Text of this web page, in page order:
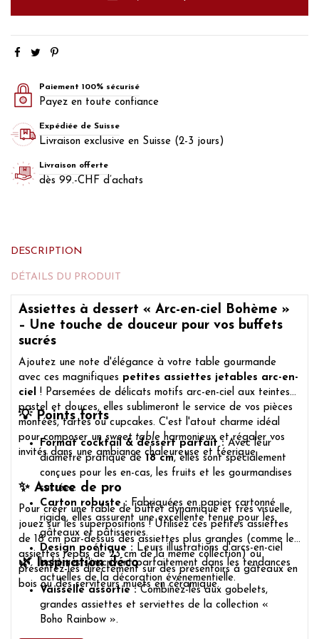
Paiement 100% sécurisé
Payez en toute confiance
Expédiée de Suisse
Livraison exclusive en Suisse (2-3 jours)
Livraison offerte
dès 99.-CHF d’achats
DESCRIPTION
DÉTAILS DU PRODUIT
Assiettes à dessert « Arc-en-ciel Bohème »
– Une touche de douceur pour vos buffets
sucrés
Ajoutez une note d'élégance à votre table gourmande
avec ces magnifiques petites assiettes jetables arc-en-
ciel
! Parsemées de délicats motifs arc-en-ciel aux teintes
pastel et douces, elles sublimeront le service de vos pièces
montées, tartes ou cupcakes. C'est l'atout charme idéal
pour composer un sweet table harmonieux et régaler vos
invités dans une ambiance chaleureuse et féerique.
💡 Points forts
Format cocktail & dessert parfait :Avec leur
diamètre pratique de 18 cm, elles sont spécialement
conçues pour les en-cas, les fruits et les gourmandises
sucrées.
Carton robuste : Fabriquées en papier cartonné
rigide, elles assurent une excellente tenue pour les
gâteaux et pâtisseries.
Design poétique : Leurs illustrations d'arcs-en-ciel
bohèmes s'inscrivent parfaitement dans les tendances
actuelles de la décoration événementielle.
✨ Astuce de pro
Pour créer une table de buffet dynamique et très visuelle,
jouez sur les superpositions ! Utilisez ces petites assiettes
de 18 cm par-dessus des assiettes plus grandes (comme les
assiettes repas de 23 cm de la même collection) ou
présentez-les directement sur des présentoirs à gâteaux en
bois ou des serviteurs muets en céramique.
🌿 Inspiration déco
Vaisselle assortie :Combinez-les aux gobelets,
grandes assiettes et serviettes de la collection «
Boho Rainbow ».